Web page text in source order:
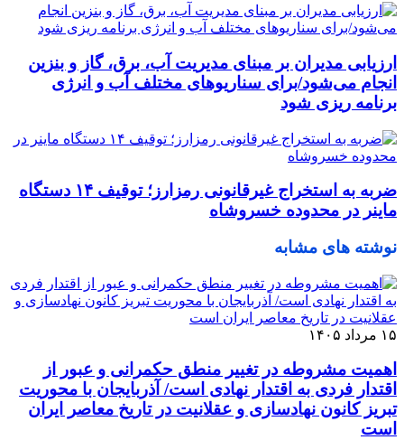
ارزیابی مدیران بر مبنای مدیریت آب، برق، گاز و بنزین
انجام می‌شود/برای سناریوهای مختلف آب و انرژی
برنامه ‌ریزی شود
ضربه به استخراج غیرقانونی رمزارز؛ توقیف ۱۴ دستگاه
ماینر در محدوده خسروشاه
نوشته های مشابه
۱۵ مرداد ۱۴۰۵
اهمیت مشروطه در تغییر منطق حکمرانی و عبور از
اقتدار فردی به اقتدار نهادی است/ آذربایجان با محوریت
تبریز کانون نهادسازی و عقلانیت در تاریخ معاصر ایران
است